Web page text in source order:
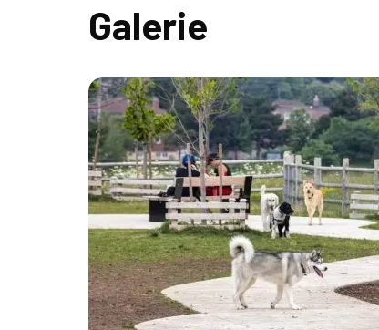
Galerie